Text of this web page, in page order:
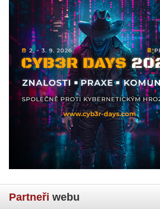
Partneři webu